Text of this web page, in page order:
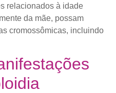
relacionados à idade
da mãe, possam
cromossômicas, incluindo